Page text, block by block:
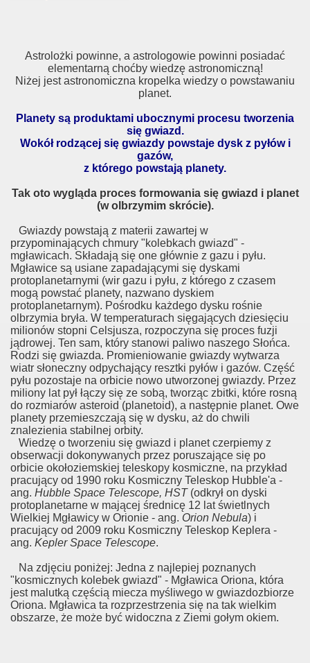
Astrolożki powinne, a astrologowie powinni posiadać
elementarną choćby wiedzę astronomiczną!
Niżej jest astronomiczna kropelka wiedzy o powstawaniu
planet.
Planety są produktami ubocznymi procesu tworzenia
się gwiazd.
Wokół rodzącej się gwiazdy powstaje dysk z pyłów i
gazów,
z którego powstają planety.
Tak oto wygląda proces formowania się gwiazd i planet
(w olbrzymim skrócie).
Gwiazdy powstają z materii zawartej w
przypominających chmury "kolebkach gwiazd" -
mgławicach. Składają się one głównie z gazu i pyłu.
Mgławice są usiane zapadającymi się dyskami
protoplanetarnymi (wir gazu i pyłu, z którego z czasem
mogą powstać planety, nazwano dyskiem
protoplanetarnym). Pośrodku każdego dysku rośnie
olbrzymia bryła. W temperaturach sięgających dziesięciu
milionów stopni Celsjusza, rozpoczyna się proces fuzji
jądrowej. Ten sam, który stanowi paliwo naszego Słońca.
Rodzi się gwiazda. Promieniowanie gwiazdy wytwarza
wiatr słoneczny odpychający resztki pyłów i gazów. Część
pyłu pozostaje na orbicie nowo utworzonej gwiazdy. Przez
miliony lat pył łączy się ze sobą, tworząc zbitki, które rosną
do rozmiarów asteroid (planetoid), a następnie planet. Owe
planety przemieszczają się w dysku, aż do chwili
znalezienia stabilnej orbity.
Wiedzę o tworzeniu się gwiazd i planet czerpiemy z
obserwacji dokonywanych przez poruszające się po
orbicie okołoziemskiej teleskopy kosmiczne, na przykład
pracujący od 1990 roku Kosmiczny Teleskop Hubble'a -
ang. Hubble Space Telescope, HST(odkrył on dyski
protoplanetarne w mającej średnicę 12 lat świetlnych
Wielkiej Mgławicy w Orionie - ang. Orion Nebula) i
pracujący od 2009 roku Kosmiczny Teleskop Keplera -
ang. Kepler Space Telescope.
Na zdjęciu poniżej: Jedna z najlepiej poznanych
"kosmicznych kolebek gwiazd" - Mgławica Oriona, która
jest malutką częścią miecza myśliwego w gwiazdozbiorze
Oriona. Mgławica ta rozprzestrzenia się na tak wielkim
obszarze, że może być widoczna z Ziemi gołym okiem.